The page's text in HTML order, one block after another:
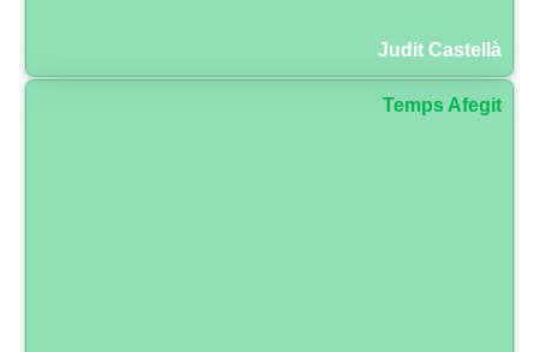
Judit Castellà
Temps Afegit